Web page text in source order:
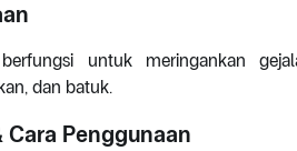
untuk meringankan
dan batuk.
Cara Penggunaan